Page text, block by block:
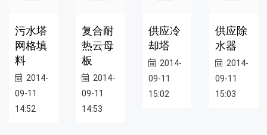
污水塔
网格填
料
2014-
09-11
14:52
复合耐
热云母
板
2014-
09-11
14:53
供应冷
却塔
2014-
09-11
15:02
供应除
水器
2014-
09-11
15:03